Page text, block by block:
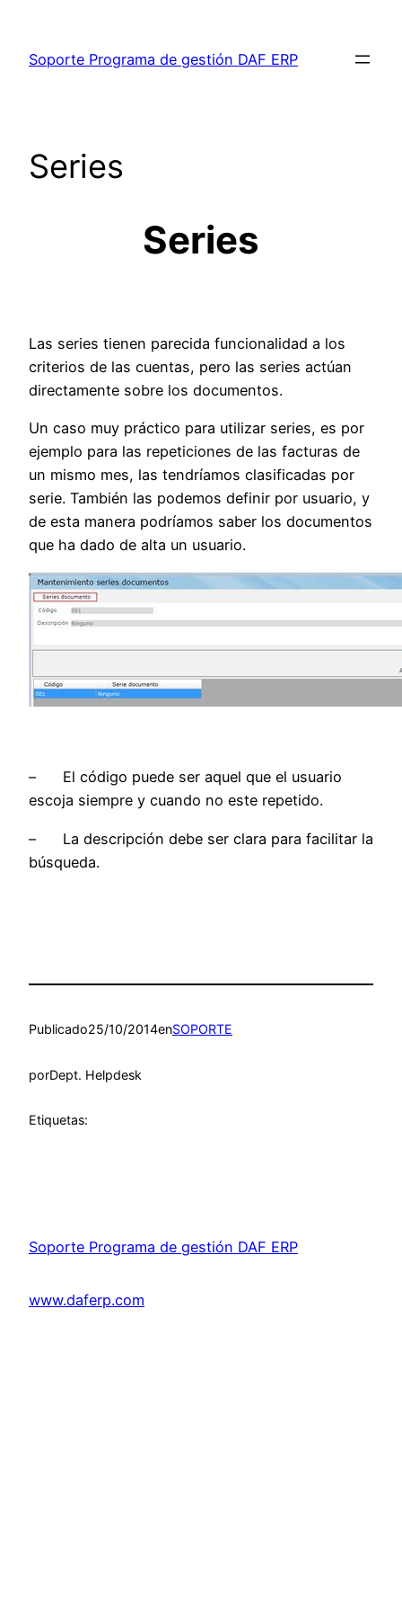
contenido
Soporte Programa de gestión DAF ERP
Series
Series
Las series tienen parecida funcionalidad a los
criterios de las cuentas, pero las series actúan
directamente sobre los documentos.
Un caso muy práctico para utilizar series, es por
ejemplo para las repeticiones de las facturas de
un mismo mes, las tendríamos clasificadas por
serie. También las podemos definir por usuario, y
de esta manera podríamos saber los documentos
que ha dado de alta un usuario.
– El código puede ser aquel que el usuario
escoja siempre y cuando no este repetido.
– La descripción debe ser clara para facilitar la
búsqueda.
Publicado25/10/2014enSOPORTE
porDept. Helpdesk
Etiquetas:
Soporte Programa de gestión DAF ERP
www.daferp.com